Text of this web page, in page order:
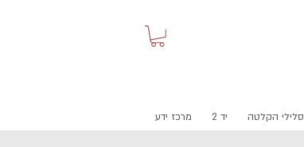
מרכז ידע יד 2 סלילי הקלטה